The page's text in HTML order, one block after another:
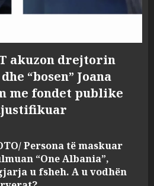
akuzon drejtorin
“bosen” Joana
me fondet publike
Persona të maskuar
“One Albania”,
u fsheh. A u vodhën